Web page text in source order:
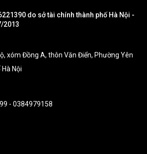
do sở tài chính thành phố Hà Nội -
2013
xóm Đồng A, thôn Văn Điển, Phường Yên
Nội
- 0384979158